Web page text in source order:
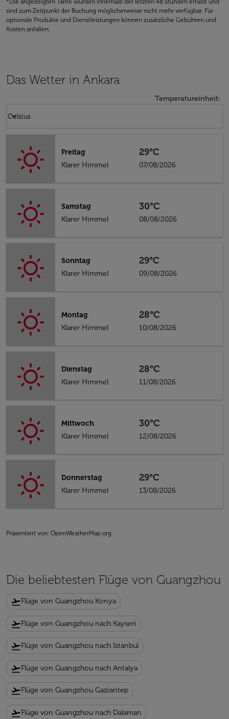
*Die angezeigten Tarife wurden innerhalb der letzten 48 Stunden erfasst und
sind zum Zeitpunkt der Buchung möglicherweise nicht mehr verfügbar. Für
optionale Produkte und Dienstleistungen können zusätzliche Gebühren und
Kosten anfallen.
Das Wetter in Ankara
Temperatureinheit:
Celsius
keyboard_arrow_down
Freitag
Klarer Himmel
29°C
07/08/2026
Samstag
Klarer Himmel
30°C
08/08/2026
Sonntag
Klarer Himmel
29°C
09/08/2026
Montag
Klarer Himmel
28°C
10/08/2026
Dienstag
Klarer Himmel
28°C
11/08/2026
Mittwoch
Klarer Himmel
30°C
12/08/2026
Donnerstag
Klarer Himmel
29°C
13/08/2026
Präsentiert von: OpenWeatherMap.org
Die beliebtesten Flüge von Guangzhou
flight_takeoffFlüge von Guangzhou Konya
flight_takeoffFlüge von Guangzhou nach Kayseri
flight_takeoffFlüge von Guangzhou nach Istanbul
flight_takeoffFlüge von Guangzhou nach Antalya
flight_takeoffFlüge von Guangzhou Gaziantep
flight_takeoffFlüge von Guangzhou nach Dalaman